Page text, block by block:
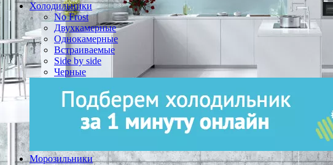
Холодильники
No Frost
Двухкамерные
Однокамерные
Встраиваемые
Side by side
Черные
Морозильники